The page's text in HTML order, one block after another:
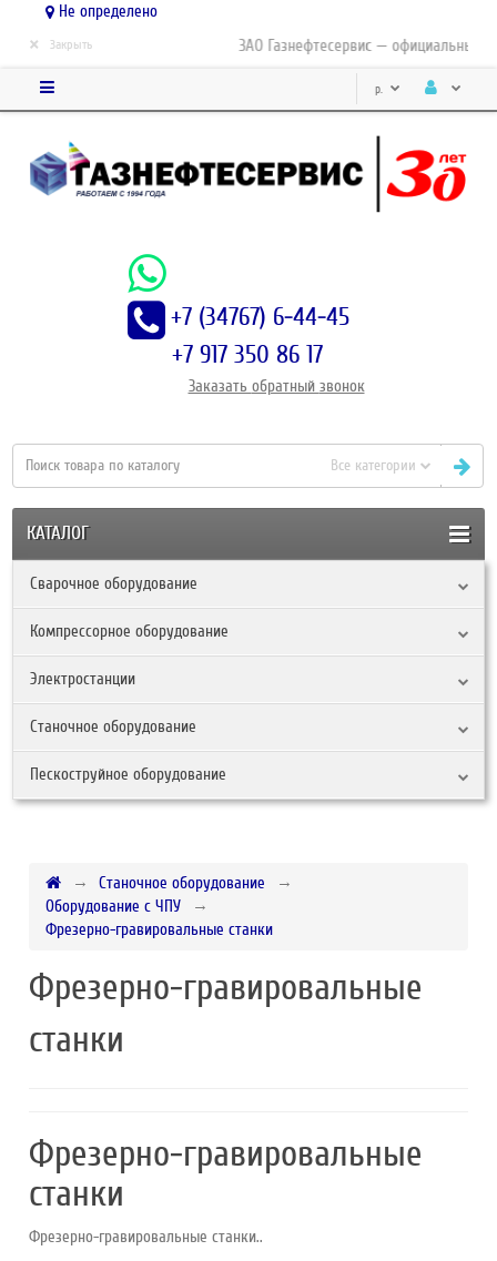
Не определено
ЗАО Газнефтесервис — официальный
× Закрыть
р.
+7 (34767) 6-44-45
+7 917 350 86 17
Заказать обратный звонок
Все категории
КАТАЛОГ
Сварочное оборудование
Компрессорное оборудование
Электростанции
Станочное оборудование
Пескоструйное оборудование
Станочное оборудование
Оборудование с ЧПУ
Фрезерно-гравировальные станки
Фрезерно-гравировальные
станки
Фрезерно-гравировальные
станки
Фрезерно-гравировальные станки..